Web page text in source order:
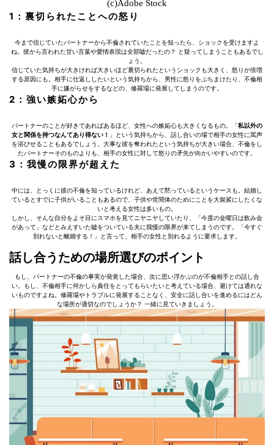
(c)Adobe Stock
1：裏切られたことへの怒り
今まで信じていたパートナーから不倫されていたことを知ったら、ショックを受けますよ
ね。彼から言われた甘い言葉や愛情表現は全部嘘だったの？ と疑ってしまうこともあるでし
ょう。
信じていた気持ちが大きければ大きいほど裏切られたというショックも大きく、怒りが倍増
する原因にも。相手に仕返ししたいという気持ちから、男性に怒りをぶちまけたり、不倫相
手に嫌がらせをするなどの、修羅場に発展してしまうのです。
2：強い嫉妬心から
パートナーのことが好きであればあるほど、女性への嫉妬心も大きくなるもの。「私以外の
女と関係を持つなんてあり得ない！
」という気持ちから、話し合いの場で相手の女性に罵声
を浴びせることもあるでしょう。大事な彼を奪われたという気持ちが大きい場合、不倫をし
たパートナーそのものよりも、相手の女性に対して怒りの矛先が向かいやすいのです。
3：我慢の限界が超えた
中には、とっくに彼の不倫を知っているけれど、あえて黙っているというケースも。結婚し
ているとすでに子供がいることもあるので、子供や世間体のためにことを大袈裟にしたくな
いと考える女性は多いもの。
しかし、そんな自分をよそ目にスマホを見てニヤニヤしていたり、「今度の金曜日は飲み会
があって」などとみえすいた嘘をついている夫に我慢の限界が来てしまうのです。「今すぐ
別れないと離婚する！」と言って、相手の女性と別れるように要求します。
話し合うための場所選びのポイント
もし、パートナーの不倫の事実が発覚した場合、次に思い浮かぶのが不倫相手との話し合
い。もし、不倫相手に何かしら責任をとってもらいたいと考えている場合、避けては通れな
いものですよね。修羅場やトラブルに発展することなく、安全に話し合いを進めるにはどん
な場所が適切なのでしょうか？ 一緒に見ていきましょう。